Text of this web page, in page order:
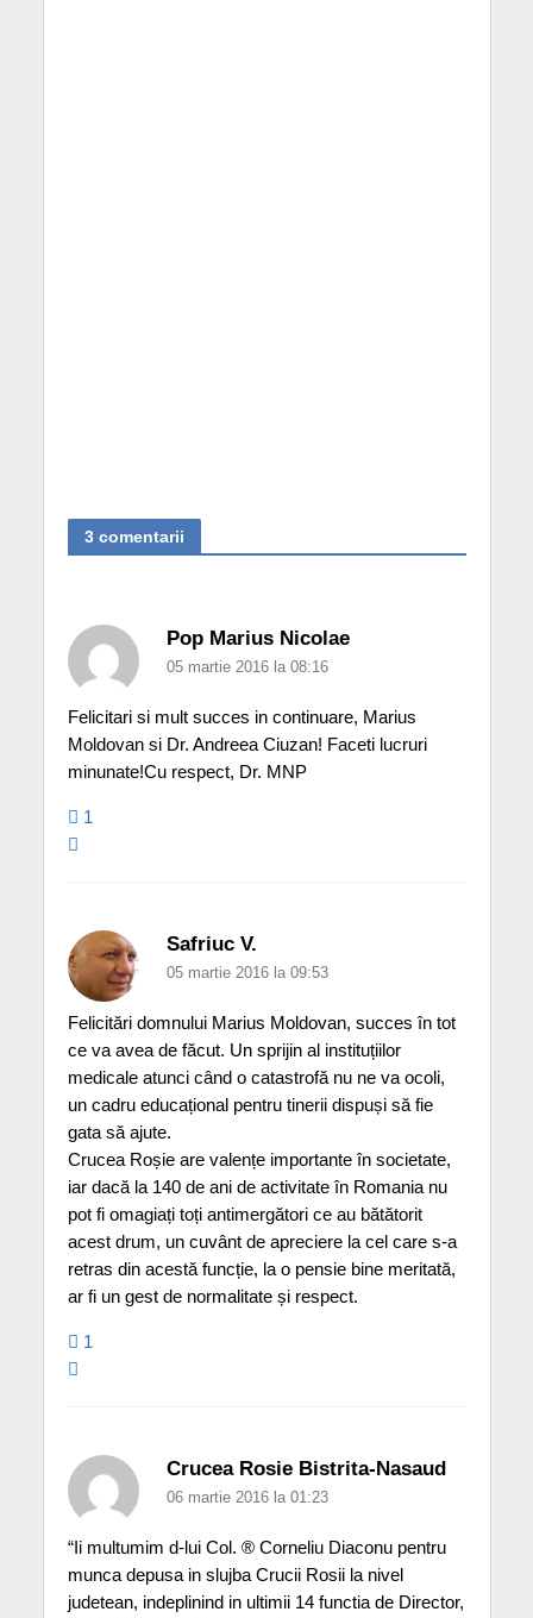
3 comentarii
Pop Marius Nicolae
05 martie 2016 la 08:16
Felicitari si mult succes in continuare, Marius
Moldovan si Dr. Andreea Ciuzan! Faceti lucruri
minunate!Cu respect, Dr. MNP
1
Safriuc V.
05 martie 2016 la 09:53
Felicitări domnului Marius Moldovan, succes în tot
ce va avea de făcut. Un sprijin al instituțiilor
medicale atunci când o catastrofă nu ne va ocoli,
un cadru educațional pentru tinerii dispuși să fie
gata să ajute.
Crucea Roșie are valențe importante în societate,
iar dacă la 140 de ani de activitate în Romania nu
pot fi omagiați toți antimergători ce au bătătorit
acest drum, un cuvânt de apreciere la cel care s-a
retras din acestă funcție, la o pensie bine meritată,
ar fi un gest de normalitate și respect.
1
Crucea Rosie Bistrita-Nasaud
06 martie 2016 la 01:23
“Ii multumim d-lui Col. ® Corneliu Diaconu pentru
munca depusa in slujba Crucii Rosii la nivel
judetean, indeplinind in ultimii 14 functia de Director,